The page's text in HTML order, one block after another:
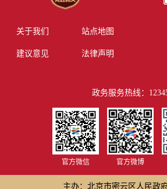
关于我们 站点地图
建议意见 法律声明
政务服务热线：
官方微信 官方微博
主办：北京市密云区人民政